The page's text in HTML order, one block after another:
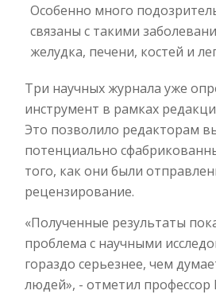
Особенно много
связаны с такими
желудка, печени, костей и
Три научных журнала уже
инструмент в рамках
Это позволило редакторам
потенциально
того, как они были
рецензирование.
«Полученные результаты
проблема с научными
гораздо серьезнее, чем
людей», - отметил профессор